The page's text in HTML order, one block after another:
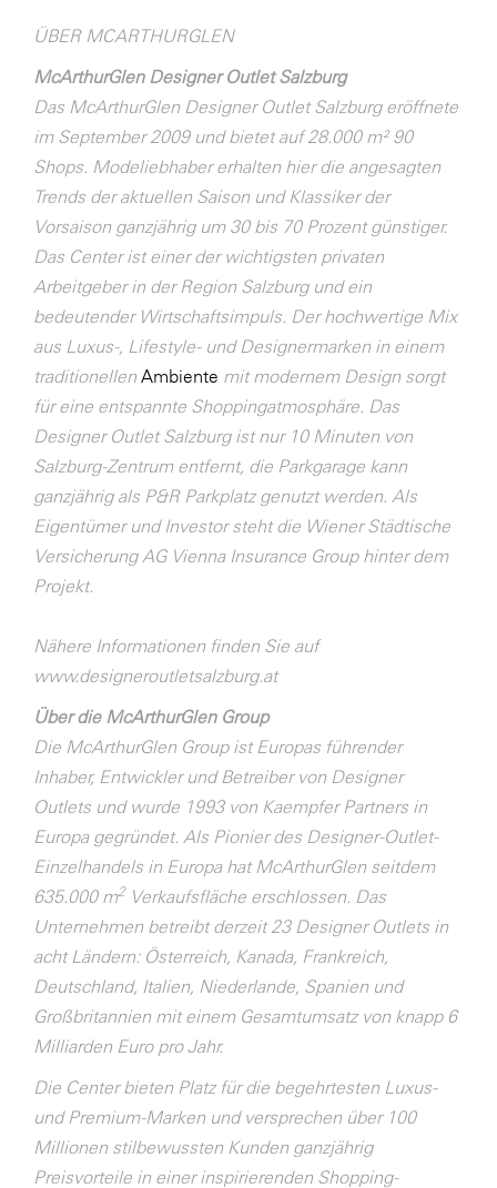
ÜBER MCARTHURGLEN
McArthurGlen Designer Outlet Salzburg
Das McArthurGlen Designer Outlet Salzburg eröffnete
im September 2009 und bietet auf 28.000 m² 90
Shops. Modeliebhaber erhalten hier die angesagten
Trends der aktuellen Saison und Klassiker der
Vorsaison ganzjährig um 30 bis 70 Prozent günstiger.
Das Center ist einer der wichtigsten privaten
Arbeitgeber in der Region Salzburg und ein
bedeutender Wirtschaftsimpuls. Der hochwertige Mix
aus Luxus-, Lifestyle- und Designermarken in einem
traditionellen Ambiente mit modernem Design sorgt
für eine entspannte Shoppingatmosphäre. Das
Designer Outlet Salzburg ist nur 10 Minuten von
Salzburg-Zentrum entfernt, die Parkgarage kann
ganzjährig als P&R Parkplatz genutzt werden. Als
Eigentümer und Investor steht die Wiener Städtische
Versicherung AG Vienna Insurance Group hinter dem
Projekt.
Nähere Informationen finden Sie auf
www.designeroutletsalzburg.at
Über die McArthurGlen Group
Die McArthurGlen Group ist Europas führender
Inhaber, Entwickler und Betreiber von Designer
Outlets und wurde 1993 von Kaempfer Partners in
Europa gegründet. Als Pionier des Designer-Outlet-
Einzelhandels in Europa hat McArthurGlen seitdem
635.000 m2Verkaufsfläche erschlossen. Das
Unternehmen betreibt derzeit 23 Designer Outlets in
acht Ländern: Österreich, Kanada, Frankreich,
Deutschland, Italien, Niederlande, Spanien und
Großbritannien mit einem Gesamtumsatz von knapp 6
Milliarden Euro pro Jahr.
Die Center bieten Platz für die begehrtesten Luxus-
und Premium-Marken und versprechen über 100
Millionen stilbewussten Kunden ganzjährig
Preisvorteile in einer inspirierenden Shopping-